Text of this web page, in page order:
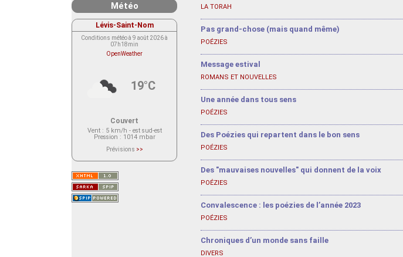
LA TORAH
Pas grand-chose (mais quand même)
POÉZIES
Message estival
ROMANS ET NOUVELLES
Une année dans tous sens
POÉZIES
Des Poézies qui repartent dans le bon sens
POÉZIES
Des "mauvaises nouvelles" qui donnent de la voix
POÉZIES
Convalescence : les poézies de l’année 2023
POÉZIES
Chroniques d’un monde sans faille
DIVERS
Météo
Lévis-Saint-Nom
Conditions météo à 9 août 2026 à
07h18min
OpenWeather
19°C
Couvert
Vent: 5 km/h - est sud-est
Pression : 1014 mbar
Prévisions >>
actuellement aucune prévision
Saint-Nom.
Veuillez consulter le message du
service ci-dessous.
(401 - Invalid API key. Please see
https://openweathermap.org/faq#error401